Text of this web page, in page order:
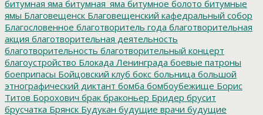
битумная яма битумная_яма битумное болото битумные
ямы Благовещенск Благовещенский кафедральный собор
Благословенное благотворитель года благотворительная
акция благотворительная деятельность
благотворительность благотворительный концерт
благоустройство Блокада Ленинграда боевые патроны
боеприпасы Бойцовский клуб бокс больница большой
этнографический диктант бомба бомбоубежище Борис
Титов Борохович брак браконьер Бридер брусит
брусчатка Брянск Будукан будущие врачи будущие